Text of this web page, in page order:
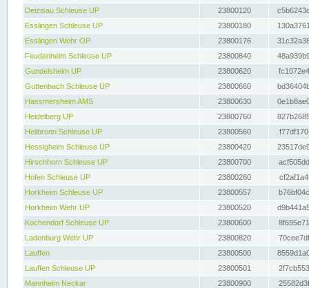
Deizisau Schleuse UP
23800120
Esslingen Schleuse UP
23800180
Esslingen Wehr OP
23800176
Feudenheim Schleuse UP
23800840
Gundelsheim UP
23800620
Guttenbach Schleuse UP
23800660
Hassmersheim AMS
23800630
Heidelberg UP
23800760
Heilbronn Schleuse UP
23800560
Hessigheim Schleuse UP
23800420
Hirschhorn Schleuse UP
23800700
Hofen Schleuse UP
23800260
Horkheim Schleuse UP
23800557
Horkheim Wehr UP
23800520
Kochendorf Schleuse UP
23800600
Ladenburg Wehr UP
23800820
Lauffen
23800500
Lauffen Schleuse UP
23800501
Mannheim Neckar
23800900